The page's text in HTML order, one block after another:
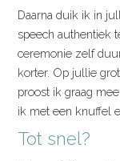
Daarna duik ik in
speech authentiek
ceremonie zelf
korter. Op jullie
proost ik graag
ik met een knuffel
Tot snel?